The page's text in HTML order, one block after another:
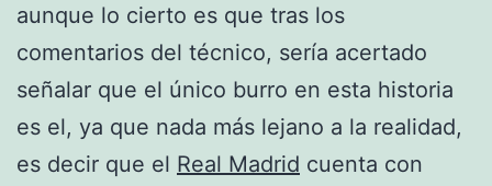
aunque lo cierto es que tras los
comentarios del técnico, sería acertado
señalar que el único burro en esta historia
es el, ya que nada más lejano a la realidad,
es decir que el Real Madrid cuenta con